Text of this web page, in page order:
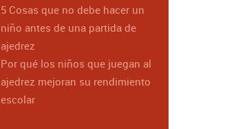
5 Cosas que no debe hacer un
niño antes de una partida de
ajedrez
Por qué los niños que juegan al
ajedrez mejoran su rendimiento
escolar